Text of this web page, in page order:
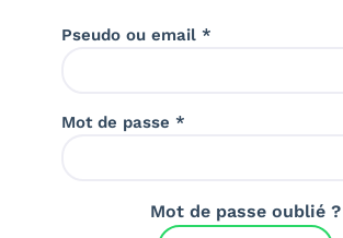
Pseudo ou email *
Mot de passe *
Mot de passe oublié ?